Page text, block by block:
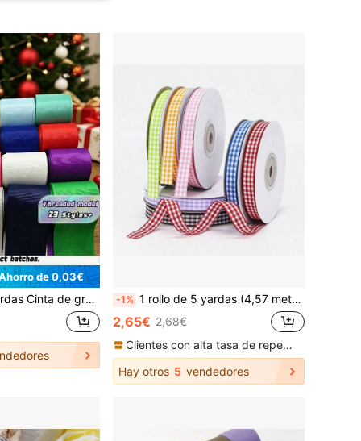
de 0,03€
decoración de Navidad, boda, manualidades y envoltura de regalos -1% 1 rollo de 5 yardas (4,57 metros) de cinta de 10 mm con estampado de cuadros y grilla para decoraciones del hogar, boda, Navidad, manualidades, envoltura de regalos y lazos
2,65€ 2,68€
Clientes con alta tasa de repetición
Hay otros 5 vendedores